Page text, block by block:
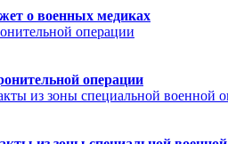
о военных медиках
операции